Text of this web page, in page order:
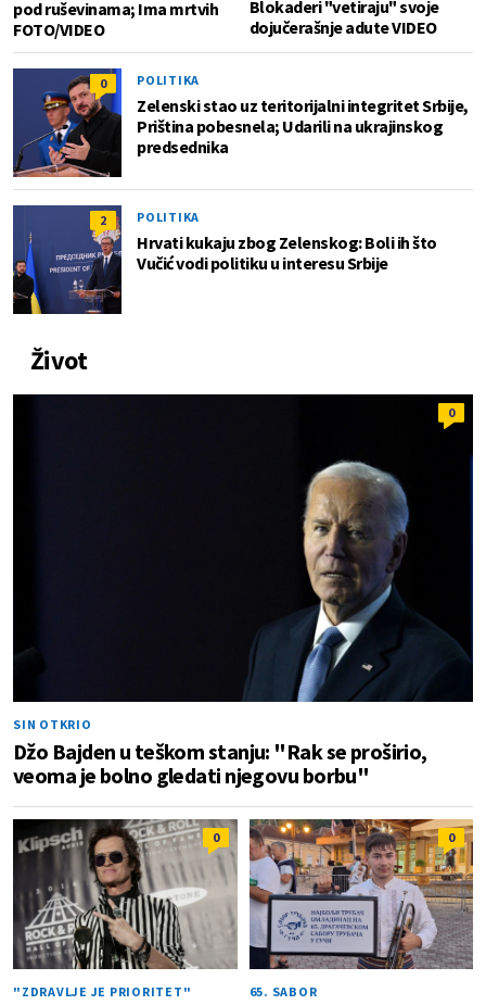
pod ruševinama; Ima mrtvih
FOTO/VIDEO
Blokaderi "vetiraju" svoje
dojučerašnje adute VIDEO
0 POLITIKA
Zelenski stao uz teritorijalni integritet Srbije,
Priština pobesnela; Udarili na ukrajinskog
predsednika
2 POLITIKA
Hrvati kukaju zbog Zelenskog: Boli ih što
Vučić vodi politiku u interesu Srbije
Život
0
SIN OTKRIO
Džo Bajden u teškom stanju: "Rak se proširio,
veoma je bolno gledati njegovu borbu"
0
"ZDRAVLJE JE PRIORITET"
0
65. SABOR